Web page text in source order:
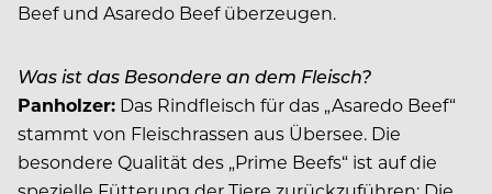
Beef und Asaredo Beef überzeugen.
Was ist das Besondere an dem Fleisch?
Panholzer: Das Rindfleisch für das „Asaredo Beef“
stammt von Fleischrassen aus Übersee. Die
besondere Qualität des „Prime Beefs“ ist auf die